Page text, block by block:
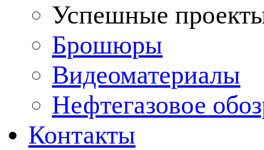
Успешные
Брошюры
Видеоматериалы
Нефтегазовое
Контакты